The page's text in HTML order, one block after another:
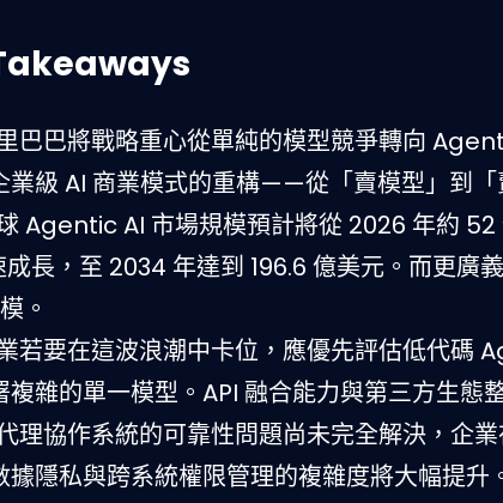
巴巴將戰略重心從單純的模型競爭轉向
業級 AI 商業模式的重構——從「賣模型」到「
Agentic AI 市場規模預計將從 2026 年約 52
長，至 2034 年達到 196.6 億美元。而更廣
。
若要在這波浪潮中卡位，應優先評估低代碼
雜的單一模型。API 融合能力與第三方生態
理協作系統的可靠性問題尚未完全解決，企
隱私與跨系統權限管理的複雜度將大幅提升